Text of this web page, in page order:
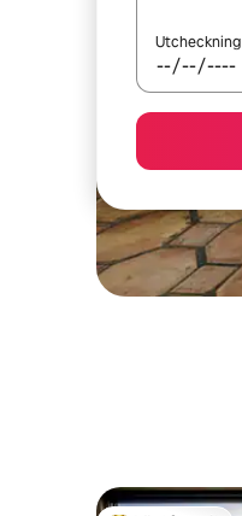
Utcheckning